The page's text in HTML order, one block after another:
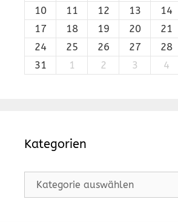
10
11 12 13 14
17
18 19 20 21
24
25 26 27 28
31
1 2 3 4
Kategorien
Kategorien